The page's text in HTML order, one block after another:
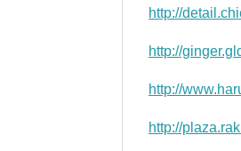
http://
http://
http://
http://